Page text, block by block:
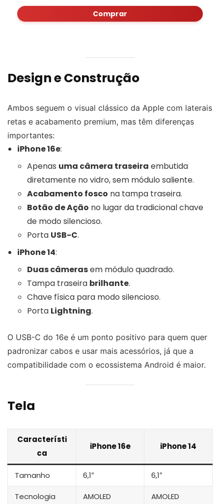
Comprar
Design e Construção
Ambos seguem o visual clássico da Apple com laterais
retas e acabamento premium, mas têm diferenças
importantes:
iPhone 16e:
Apenas uma câmera traseira embutida
diretamente no vidro, sem módulo saliente.
Acabamento fosco na tampa traseira.
Botão de Ação no lugar da tradicional chave
de modo silencioso.
Porta USB-C.
iPhone 14:
Duas câmerasem módulo quadrado.
Tampa traseira brilhante.
Chave física para modo silencioso.
Porta Lightning.
O USB-C do 16e é um ponto positivo para quem quer
padronizar cabos e usar mais acessórios, já que a
compatibilidade com o ecossistema Android é maior.
Tela
Característi
ca
iPhone 16e iPhone 14
Tamanho 6,1″ 6,1″
Tecnologia AMOLED AMOLED